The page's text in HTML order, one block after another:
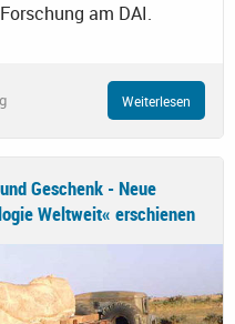
am DAI.
Weiterlesen
Geschenk - Neue
Weltweit« erschienen